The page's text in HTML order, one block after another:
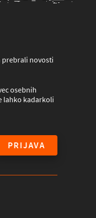
prebrali novosti
osebnih
lahko kadarkoli
PRIJAVA